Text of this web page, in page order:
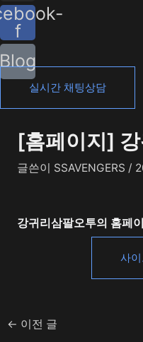
f
Blog
실시간 채팅상담
[홈페이지]
글쓴이 SSAVENGERS /
강귀리삼팔오투의 홈페
사
← 이전 글